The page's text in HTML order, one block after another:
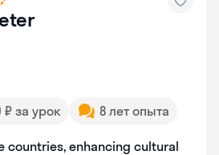
₽ за урок 8 лет опыта
countries, enhancing cultural